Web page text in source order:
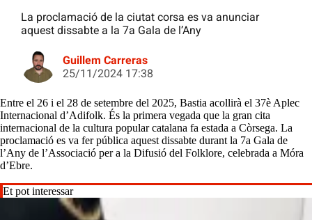
La proclamació de la ciutat corsa es va anunciar
aquest dissabte a la 7a Gala de l’Any
Guillem Carreras
25/11/2024 17:38
Entre el 26 i el 28 de setembre del 2025, Bastia acollirà el 37è Aplec
Internacional d’Adifolk. És la primera vegada que la gran cita
internacional de la cultura popular catalana fa estada a Còrsega. La
proclamació es va fer pública aquest dissabte durant la 7a Gala de
l’Any de l’Associació per a la Difusió del Folklore, celebrada a Móra
d’Ebre.
Et pot interessar